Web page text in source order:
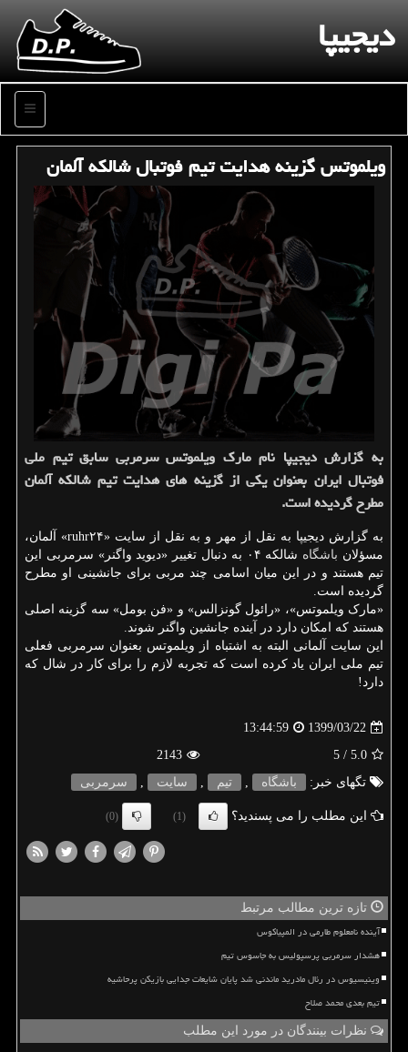
دیجیپا
منو
ویلموتس گزینه هدایت تیم فوتبال شالكه آلمان
به گزارش دیجیپا نام مارك ویلموتس سرمربی سابق تیم ملی
فوتبال ایران بعنوان یكی از گزینه های هدایت تیم شالكه آلمان
مطرح گردیده است.
به گزارش دیجیپا به نقل از مهر و به نقل از سایت «ruhr۲۴» آلمان،
مسؤلان باشگاه
شالکه ۰۴ به دنبال تغییر «دیوید واگنر» سرمربی این
تیم هستند و در این میان اسامی چند مربی برای جانشینی او مطرح
گردیده است.
«مارک ویلموتس»، «رائول گونزالس» و «فن بومل» سه گزینه اصلی
هستند که امکان دارد در آینده جانشین واگنر شوند.
این سایت آلمانی البته به اشتباه از ویلموتس بعنوان سرمربی فعلی
تیم ملی ایران یاد کرده است که تجربه لازم را برای کار در شال که
دارد!
1399/03/22
13:44:59
5.0
/ 5
2143
تگهای خبر:
باشگاه , تیم , سایت , سرمربی
این مطلب را می پسندید؟ (1)
(0)
تازه ترین مطالب مرتبط
آینده نامعلوم طارمی در المپیاکوس
هشدار سرمربی پرسپولیس به جاسوس تیم
وینیسیوس در رئال مادرید ماندنی شد پایان شایعات جدایی بازیکن پرحاشیه
تیم بعدی محمد صلاح
نظرات بینندگان در مورد این مطلب